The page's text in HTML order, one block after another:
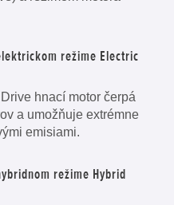
režime Electric
hnací motor čerpá
a umožňuje extrémne
emisiami.
režime Hybrid